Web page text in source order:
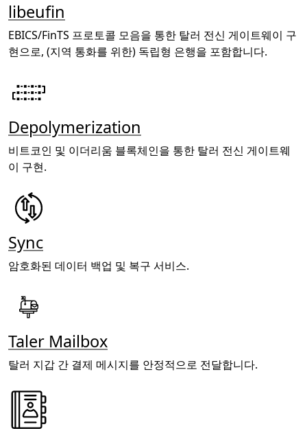
libeufin
EBICS/FinTS 프로토콜 모음을 통한 탈러 전신 게이트웨이 구
현으로, (지역 통화를 위한) 독립형 은행을 포함합니다.
Depolymerization
비트코인 및 이더리움 블록체인을 통한 탈러 전신 게이트웨
이 구현.
Sync
암호화된 데이터 백업 및 복구 서비스.
Taler Mailbox
탈러 지갑 간 결제 메시지를 안정적으로 전달합니다.